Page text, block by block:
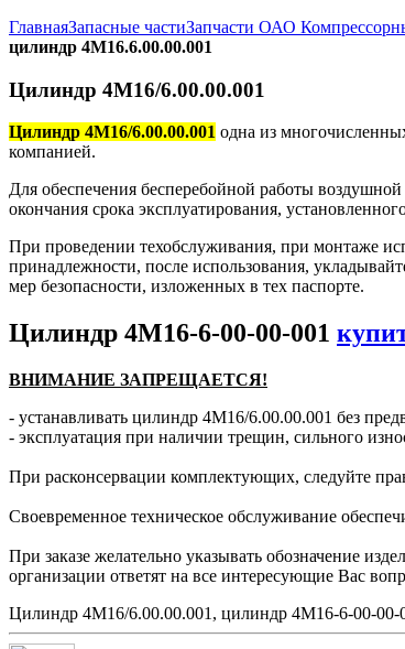
ГлавнаяЗапасные частиЗапчасти ОАО
цилиндр 4М16.6.00.00.001
Цилиндр 4М16/6.00.00.001
Цилиндр 4М16/6.00.00.001 одна из
компанией.
Для обеспечения бесперебойной работы
окончания срока эксплуатирования,
При проведении техобслуживания, при монтаже
принадлежности, после использования,
мер безопасности, изложенных в тех паспорте.
Цилиндр 4М16-6-00-00-001
ВНИМАНИЕ ЗАПРЕЩАЕТСЯ!
- устанавливать цилиндр 4М16/6.00.00.001 без
- эксплуатация при наличии трещин, сильного
При расконсервации комплектующих, следуйте
Своевременное техническое обслуживание
При заказе желательно указывать обозначение
организации ответят на все интересующие Вас
Цилиндр 4М16/6.00.00.001, цилиндр 4М16-6-00-00-